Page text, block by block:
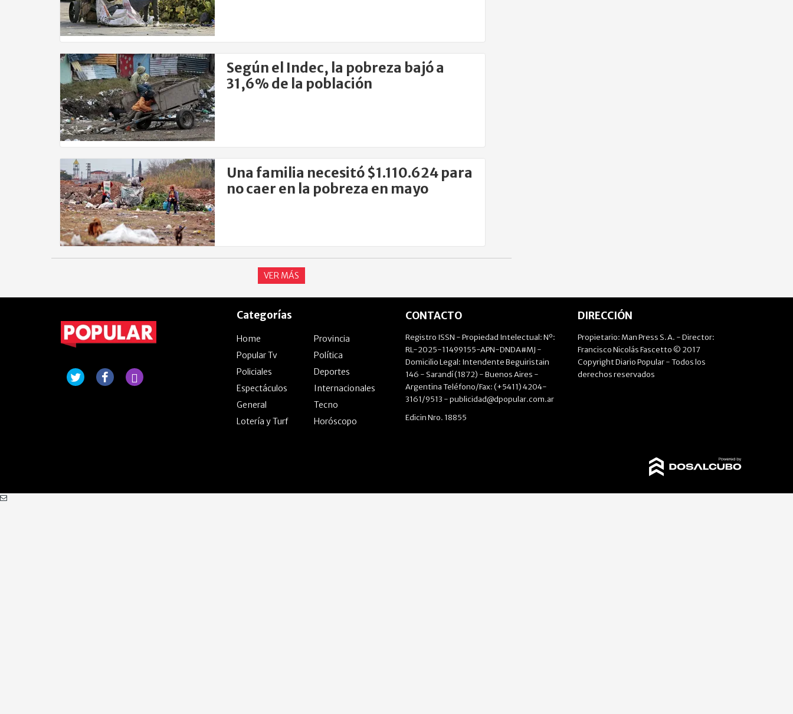
Según el Indec, la pobreza bajó a
31,6% de la población
Una familia necesitó $1.110.624 para
no caer en la pobreza en mayo
VER MÁS
Categorías
Home
Provincia
Popular Tv
Política
Policiales
Deportes
Espectáculos
Internacionales
General
Tecno
Lotería y Turf
Horóscopo
CONTACTO
Registro ISSN - Propiedad Intelectual: Nº:
RL-2025-11499155-APN-DNDA#MJ -
Domicilio Legal: Intendente Beguiristain
146 - Sarandí (1872) - Buenos Aires -
Argentina Teléfono/Fax: (+5411) 4204-
3161/9513 -publicidad@dpopular.com.ar
Edicin Nro. 18855
DIRECCIÓN
Propietario: Man Press S.A. - Director:
Francisco Nicolás Fascetto © 2017
Copyright Diario Popular - Todos los
derechos reservados